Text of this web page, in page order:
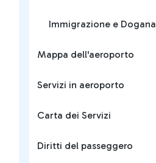
Immigrazione e Dogana
Mappa dell'aeroporto
Servizi in aeroporto
Carta dei Servizi
Diritti del passeggero